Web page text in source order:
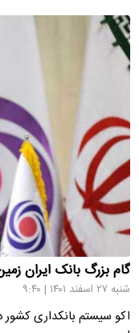
گام بزرگ بانک ایران
شنبه ۲۷ اسفند ۱۴۰۱ | ۹:۴۰
اکو سیستم بانکداری